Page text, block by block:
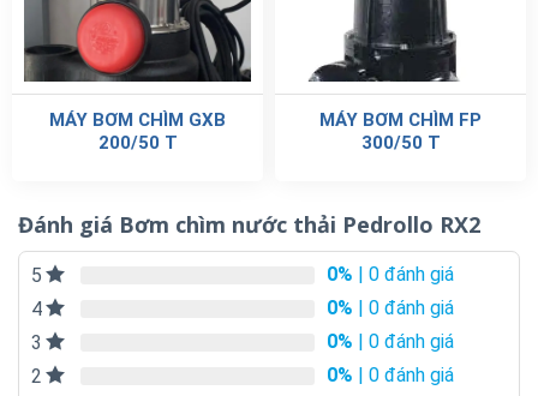
MÁY BƠM CHÌM GXB
200/50 T
MÁY BƠM CHÌM FP
300/50 T
Đánh giá Bơm chìm nước thải Pedrollo RX2
5 0% | 0 đánh giá
4
0% | 0 đánh giá
3
0% | 0 đánh giá
2
0% | 0 đánh giá